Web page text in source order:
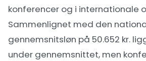
konferencer og i internationale
Sammenlignet med den
gennemsnitsløn på 50.652 kr.
under gennemsnittet, men